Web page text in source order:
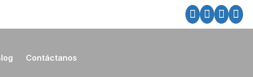
Contáctanos